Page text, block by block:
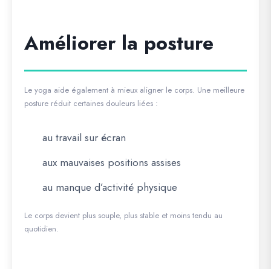
Améliorer la posture
Le yoga aide également à mieux aligner le corps. Une meilleure
posture réduit certaines douleurs liées :
au travail sur écran
aux mauvaises positions assises
au manque d’activité physique
Le corps devient plus souple, plus stable et moins tendu au
quotidien.